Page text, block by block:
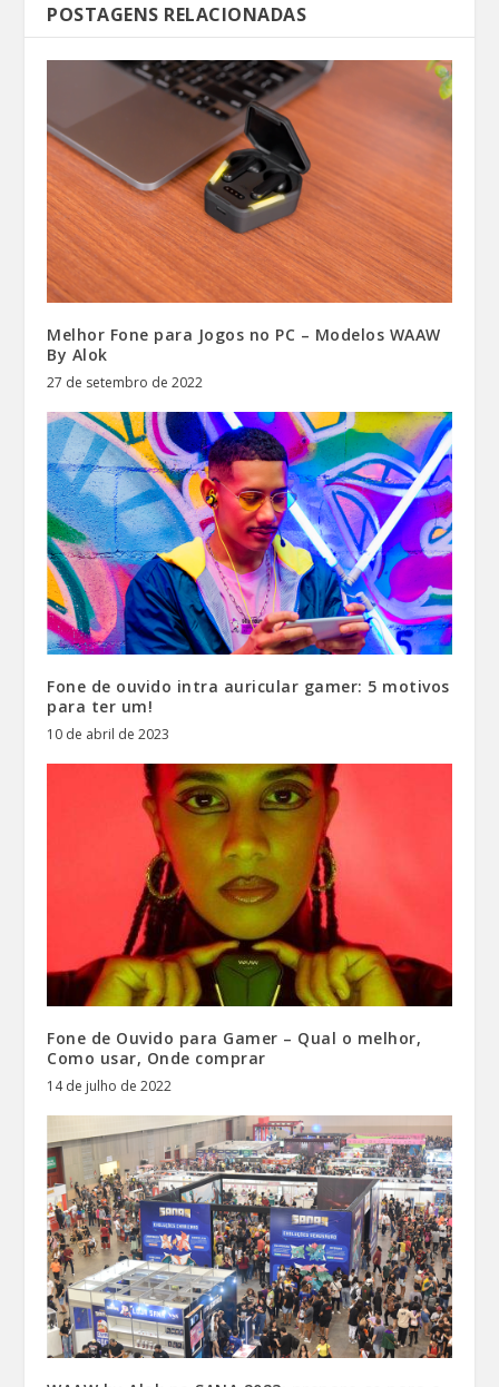
POSTAGENS RELACIONADAS
Melhor Fone para Jogos no PC – Modelos WAAW
By Alok
27 de setembro de 2022
Fone de ouvido intra auricular gamer: 5 motivos
para ter um!
10 de abril de 2023
Fone de Ouvido para Gamer – Qual o melhor,
Como usar, Onde comprar
14 de julho de 2022